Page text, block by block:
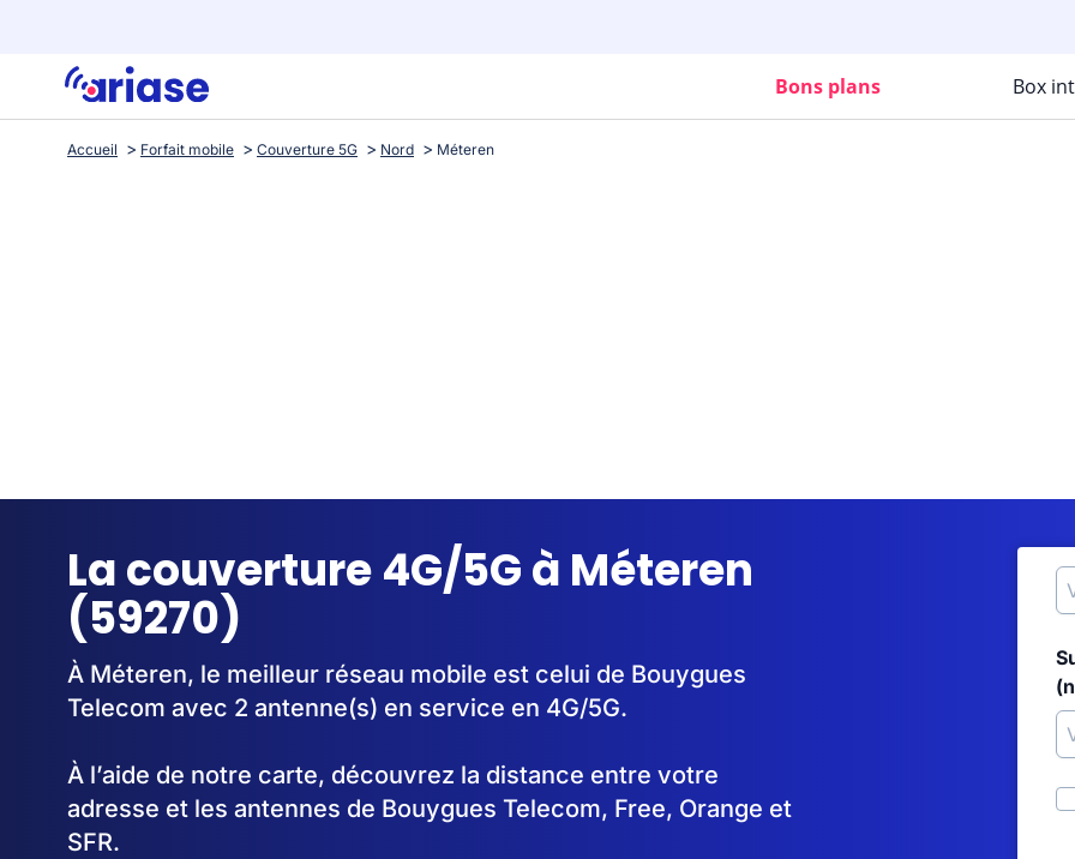
Bons plans Box
Accueil Forfait mobile Couverture 5G Nord Méteren
La couverture 4G/5G à Méteren
(59270)
À Méteren, le meilleur réseau mobile est celui de Bouygues
Telecom avec 2 antenne(s) en service en 4G/5G.
À l’aide de notre carte, découvrez la distance entre votre
adresse et les antennes de Bouygues Telecom, Free, Orange et
SFR.